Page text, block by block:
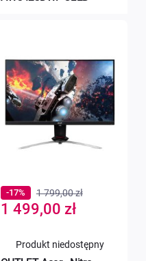
Special
Price
1 499,00 zł
-17% 1 799,00 zł
Produkt niedostępny